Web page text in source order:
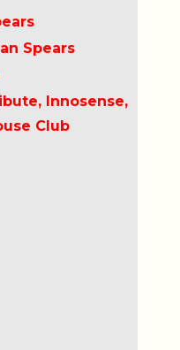
Spears
Innosense,
Club